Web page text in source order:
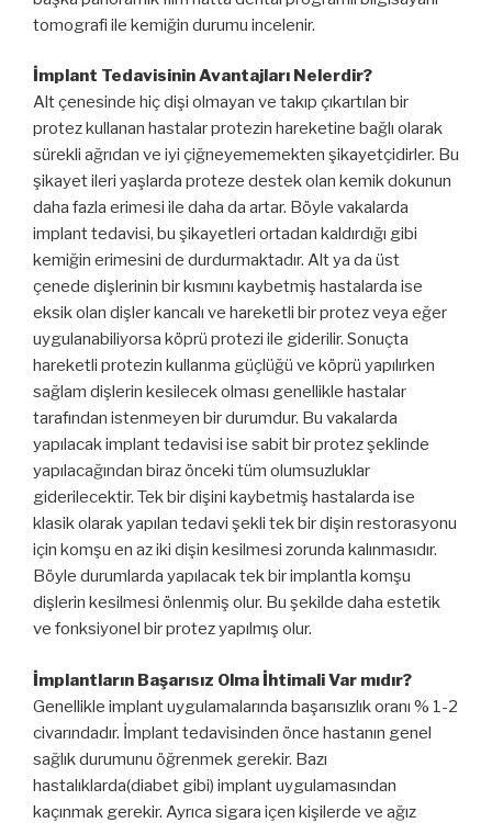
tomografi ile kemiğin durumu incelenir.
İmplant Tedavisinin Avantajları Nelerdir?
Alt çenesinde hiç dişi olmayan ve takıp çıkartılan bir
protez kullanan hastalar protezin hareketine bağlı olarak
sürekli ağrıdan ve iyi çiğneyememekten şikayetçidirler. Bu
şikayet ileri yaşlarda proteze destek olan kemik dokunun
daha fazla erimesi ile daha da artar. Böyle vakalarda
implant tedavisi, bu şikayetleri ortadan kaldırdığı gibi
kemiğin erimesini de durdurmaktadır. Alt ya da üst
çenede dişlerinin bir kısmını kaybetmiş hastalarda ise
eksik olan dişler kancalı ve hareketli bir protez veya eğer
uygulanabiliyorsa köprü protezi ile giderilir. Sonuçta
hareketli protezin kullanma güçlüğü ve köprü yapılırken
sağlam dişlerin kesilecek olması genellikle hastalar
tarafından istenmeyen bir durumdur. Bu vakalarda
yapılacak implant tedavisi ise sabit bir protez şeklinde
yapılacağından biraz önceki tüm olumsuzluklar
giderilecektir. Tek bir dişini kaybetmiş hastalarda ise
klasik olarak yapılan tedavi şekli tek bir dişin restorasyonu
için komşu en az iki dişin kesilmesi zorunda kalınmasıdır.
Böyle durumlarda yapılacak tek bir implantla komşu
dişlerin kesilmesi önlenmiş olur. Bu şekilde daha estetik
ve fonksiyonel bir protez yapılmış olur.
İmplantların Başarısız Olma İhtimali Var mıdır?
Genellikle implant uygulamalarında başarısızlık oranı % 1-2
civarındadır. İmplant tedavisinden önce hastanın genel
sağlık durumunu öğrenmek gerekir. Bazı
hastalıklarda(diabet gibi) implant uygulamasından
kaçınmak gerekir. Ayrıca sigara içen kişilerde ve ağız